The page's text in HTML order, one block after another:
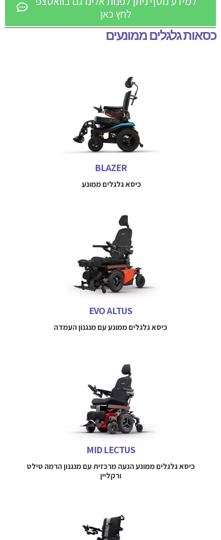
לחץ כאן
כסאות גלגלים ממונעים
BLAZER
כיסא גלגלים ממונע
כיסא גלגלים ממנוע קומפקטי וידידותי Tilt-in-Space
למידע נוסף חייגו
052-3114712
EVO ALTUS
כיסא גלגלים ממונע עם מנגנון העמדה
כיסא גלגלים ממונע פרימיום עם אפשרויות לשכיבה מלאה
והעמדה חשמליים
למידע נוסף חייגו
052-3114712
MID LECTUS
כיסא גלגלים ממונע הנעה מרכזית עם מנגנון הרמה טילט
ורקליין
כיסא גלגלים ממונע הנעה מרכזית עם מנגנון הרמה טילט ורקליין
למידע נוסף חייגו
052-3114712